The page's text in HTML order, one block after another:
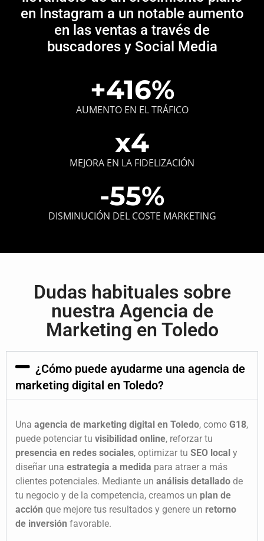
en Instagram a un notable aumento
en las ventas a través de
buscadores y Social Media
AUMENTO EN EL TRÁFICO
+416%
MEJORA EN LA FIDELIZACIÓN
x4
DISMINUCIÓN DEL COSTE MARKETING
-55%
Dudas habituales sobre
nuestra Agencia de
Marketing en Toledo
¿Cómo puede ayudarme una agencia de
marketing digital en Toledo?
Una agencia de marketing digital en Toledo, como G18,
puede potenciar tu visibilidad online, reforzar tu
presencia en redes sociales, optimizar tu SEO local y
diseñar una estrategia a medida para atraer a más
clientes potenciales. Mediante un análisis detallado de
tu negocio y de la competencia, creamos un plan de
acción que mejore tus resultados y genere un retorno
de inversión favorable.